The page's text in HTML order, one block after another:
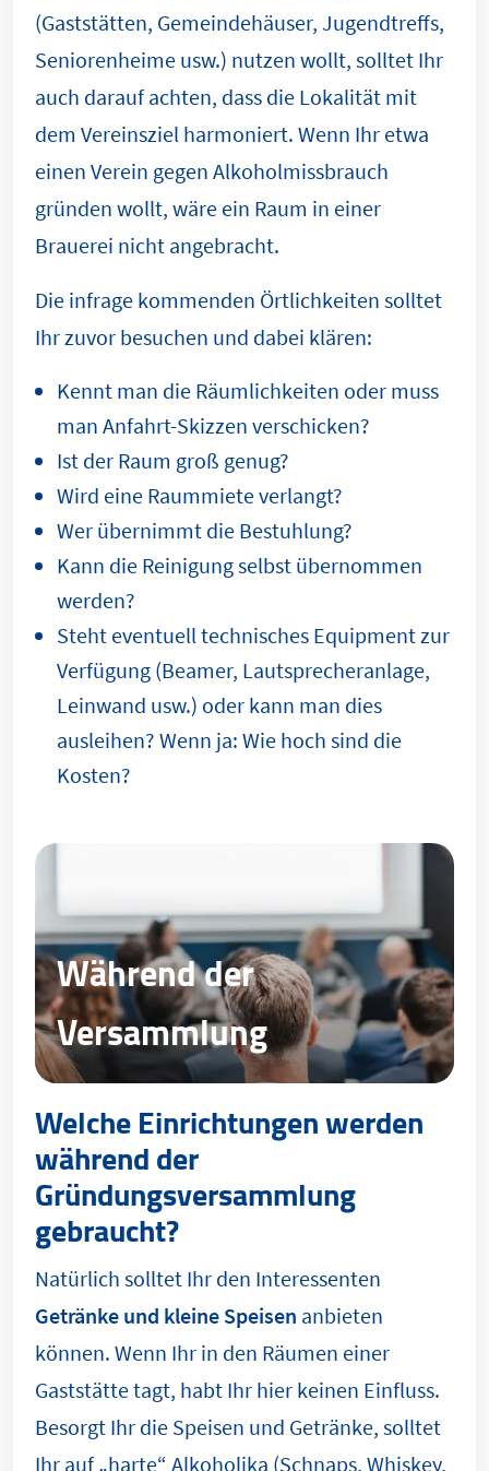
(Gaststätten, Gemeindehäuser, Jugendtreffs,
Seniorenheime usw.) nutzen wollt, solltet Ihr
auch darauf achten, dass die Lokalität mit
dem Vereinsziel harmoniert. Wenn Ihr etwa
einen Verein gegen Alkoholmissbrauch
gründen wollt, wäre ein Raum in einer
Brauerei nicht angebracht.
Die infrage kommenden Örtlichkeiten solltet
Ihr zuvor besuchen und dabei klären:
Kennt man die Räumlichkeiten oder muss
man Anfahrt-Skizzen verschicken?
Ist der Raum groß genug?
Wird eine Raummiete verlangt?
Wer übernimmt die Bestuhlung?
Kann die Reinigung selbst übernommen
werden?
Steht eventuell technisches Equipment zur
Verfügung (Beamer, Lautsprecheranlage,
Leinwand usw.) oder kann man dies
ausleihen? Wenn ja: Wie hoch sind die
Kosten?
Während der
Versammlung
Welche Einrichtungen werden
während der
Gründungsversammlung
gebraucht?
Natürlich solltet Ihr den Interessenten
Getränke und kleine Speisen anbieten
können. Wenn Ihr in den Räumen einer
Gaststätte tagt, habt Ihr hier keinen Einfluss.
Besorgt Ihr die Speisen und Getränke, solltet
Ihr auf „harte“ Alkoholika (Schnaps, Whiskey,